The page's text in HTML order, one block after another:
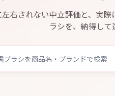
右されない中立評価と、実
ラシを、納得して